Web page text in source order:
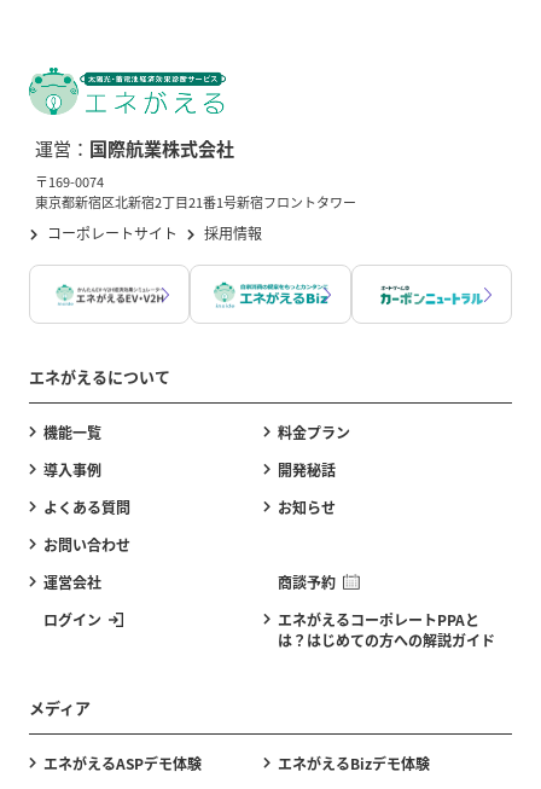
運営： 国際航業株式会社
〒169-0074
東京都新宿区北新宿2丁目21番1号新宿フロントタワー
コーポレートサイト 採用情報
エネがえるについて
機能一覧
料金プラン
導入事例
開発秘話
よくある質問
お知らせ
お問い合わせ
運営会社
商談予約
ログイン
エネがえるコーポレートPPAと
は？はじめての方への解説ガイド
メディア
エネがえるASPデモ体験
エネがえるBizデモ体験